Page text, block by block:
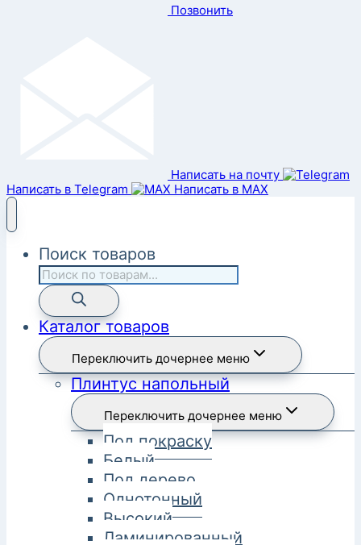
Позвонить
Написать на почту
Написать в Telegram
Написать в MAX
Поиск товаров
Каталог товаров
Переключить дочернее меню
Плинтус напольный
Переключить дочернее меню
Под покраску
Белый
Под дерево
Однотонный
Высокий
Ламинированный